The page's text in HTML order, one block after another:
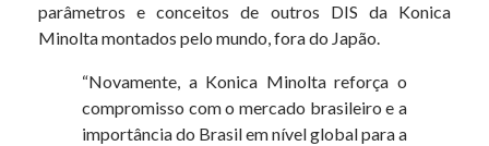
parâmetros e conceitos de outros DIS da Konica
Minolta montados pelo mundo, fora do Japão.
“Novamente, a Konica Minolta reforça o
compromisso com o mercado brasileiro e a
importância do Brasil em nível global para a